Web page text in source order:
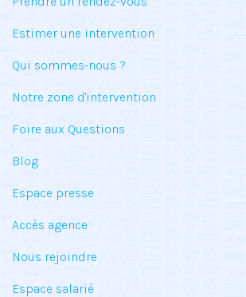
Estimer une intervention
Qui sommes-nous ?
Notre zone d'intervention
Foire aux Questions
Blog
Espace presse
Accès agence
Nous rejoindre
Espace salarié